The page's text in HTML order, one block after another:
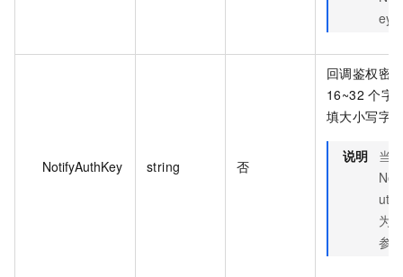
ey
NotifyAuthKey string 否
回调鉴权密
16~32 个字
填大小写字
说明
当
uth
为
参